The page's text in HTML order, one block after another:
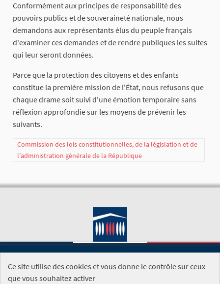
Conformément aux principes de responsabilité des
pouvoirs publics et de souveraineté nationale, nous
demandons aux représentants élus du peuple français
d'examiner ces demandes et de rendre publiques les suites
qui leur seront données.
Parce que la protection des citoyens et des enfants
constitue la première mission de l'État, nous refusons que
chaque drame soit suivi d'une émotion temporaire sans
réflexion approfondie sur les moyens de prévenir les
suivants.
Commission des lois constitutionnelles, de la législation et de
l’administration générale de la République
SITE DE L'ASSEMBLÉE NATIONALE
Ce site utilise des cookies et vous donne le contrôle sur ceux
que vous souhaitez activer